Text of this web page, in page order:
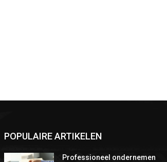
POPULAIRE ARTIKELEN
Professioneel ondernemen